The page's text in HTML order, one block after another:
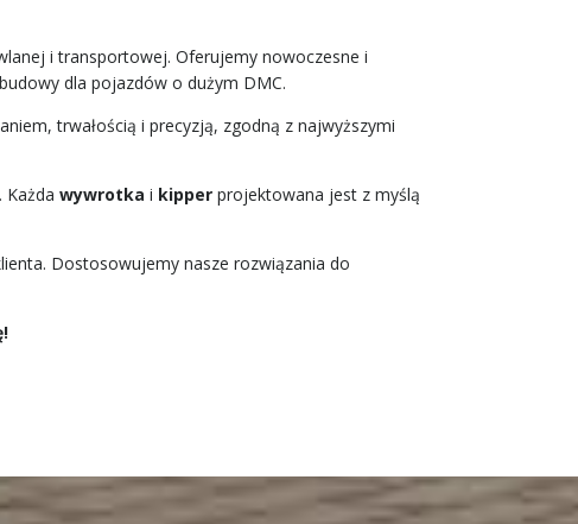
i transportowej. Oferujemy nowoczesne i
dla pojazdów o dużym DMC.
trwałością i precyzją, zgodną z najwyższymi
Każda wywrotka i kipper projektowana jest z myślą
Dostosowujemy nasze rozwiązania do